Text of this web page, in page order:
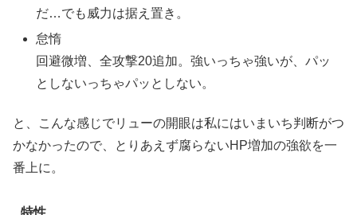
だ…でも威力は据え置き。
怠惰
回避微増、全攻撃20追加。強いっちゃ強いが、パッ
としないっちゃパッとしない。
と、こんな感じでリューの開眼は私にはいまいち判断がつ
かなかったので、とりあえず腐らないHP増加の強欲を一
番上に。
特性